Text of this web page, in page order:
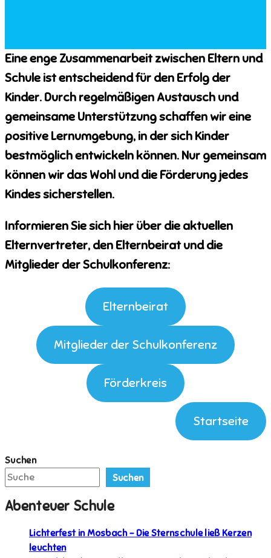
Eine enge Zusammenarbeit zwischen Eltern und
Schule ist entscheidend für den Erfolg der
Kinder. Durch regelmäßigen Austausch und
gemeinsame Unterstützung schaffen wir eine
positive Lernumgebung, in der sich Kinder
bestmöglich entwickeln können. Nur gemeinsam
können wir das Wohl und die Förderung jedes
Kindes sicherstellen.
Informieren Sie sich hier über die aktuellen
Elternvertreter, den Elternbeirat und die
Mitglieder der Schulkonferenz:
Elternbeirat
Mitglieder der Schulkonferenz
Förderkreis
Startseite
Suchen
Suchen
Abenteuer Schule
Lichterfest in Mosbach – Die Sternschule ließ Kerzen
leuchten